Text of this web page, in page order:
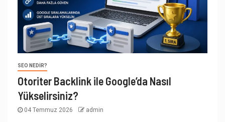
SEO NEDIR?
Otoriter Backlink ile Google’da Nasıl
Yükselirsiniz?
04 Temmuz 2026 admin